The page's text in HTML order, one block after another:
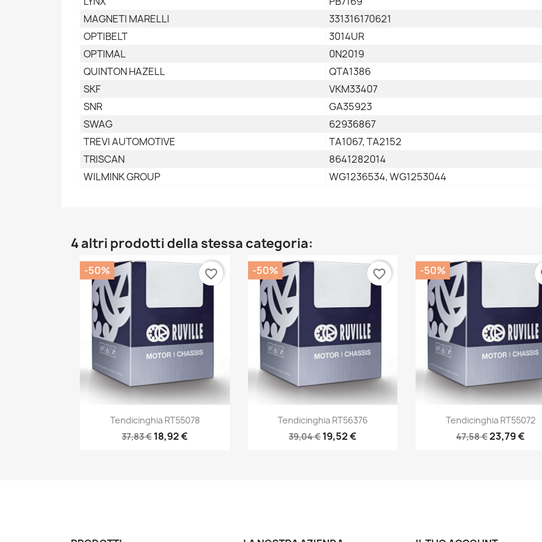
MAGNETI MARELLI
331316170621
OPTIBELT
3014UR
OPTIMAL
0N2019
QUINTON HAZELL
QTA1386
SKF
VKM33407
SNR
GA35923
SWAG
62936867
TREVI AUTOMOTIVE
TA1067, TA2152
TRISCAN
8641282014
WILMINK GROUP
WG1236534, WG1253044
4 altri prodotti della stessa categoria:
Anteprima
Tendicinghia RT55078
37,83 €18,92 €
-50% favorite_border
Anteprima
Tendicinghia RT56376
39,04 €19,52 €
-50% favorite_border
Anteprima
Tendicinghia RT55072
47,58 €23,79 €
-50%